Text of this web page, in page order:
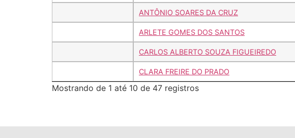
ANTÔNIO SOARES DA CRUZ
ARLETE GOMES DOS SANTOS
CARLOS ALBERTO SOUZA FIGUEIREDO
CLARA FREIRE DO PRADO
Mostrando de 1 até 10 de 47 registros